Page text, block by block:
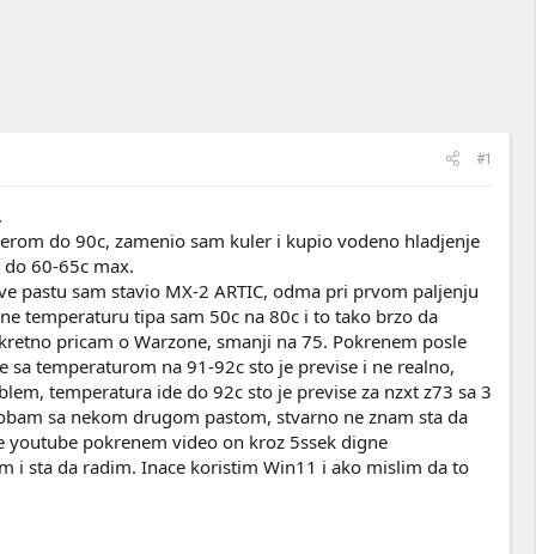
#1
do 90c, zamenio sam kuler i kupio vodeno hladjenje
60-65c max.
pastu sam stavio MX-2 ARTIC, odma pri prvom paljenju
temperaturu tipa sam 50c na 80c i to tako brzo da
pricam o Warzone, smanji na 75. Pokrenem posle
temperaturom na 91-92c sto je previse i ne realno,
temperatura ide do 92c sto je previse za nzxt z73 sa 3
sa nekom drugom pastom, stvarno ne znam sta da
pokrenem video on kroz 5ssek digne
i sta da radim. Inace koristim Win11 i ako mislim da to